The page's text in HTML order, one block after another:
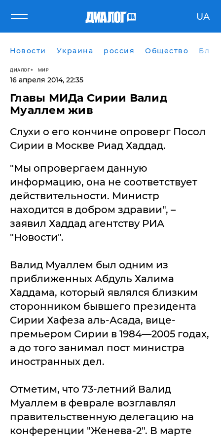
UA
Новости Украина россия Общество
ДИАЛОГ МИР
16 апреля 2014, 22:35
Главы МИДа Сирии Валид
Муаллем жив
Слухи о его кончине опроверг Посол
Сирии в Москве Риад Хаддад.
"Мы опровергаем данную
информацию, она не соответствует
действительности. Министр
находится в добром здравии", –
заявил Хаддад агентству РИА
"Новости".
Валид Муаллем был одним из
приближенных Абдуль Халима
Хаддама, который являлся близким
сторонником бывшего президента
Сирии Хафеза аль-Асада, вице-
премьером Сирии в 1984—2005 годах,
а до того занимал пост министра
иностранных дел.
Отметим, что 73-летний Валид
Муаллем в феврале возглавлял
правительственную делегацию на
конференции "Женева-2". В марте